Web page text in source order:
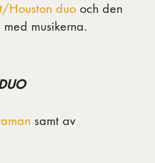
Houston duo och den
musikerna.
samt av